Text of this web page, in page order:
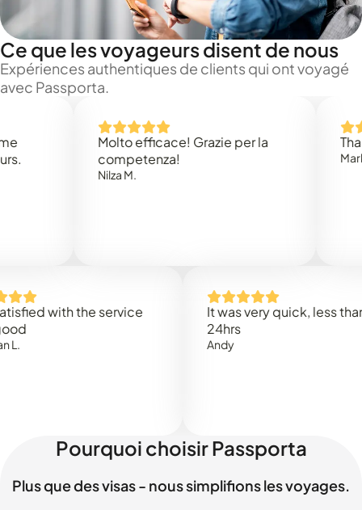
Ce que les voyageurs disent de nous
Expériences authentiques de clients qui ont voyagé
avec Passporta.
Molto efficace! Grazie per la
competenza!
Thank
Mark N.
with the service
It was very quick, less than
Pourquoi choisir Passporta
Plus que des visas - nous simplifions les voyages.